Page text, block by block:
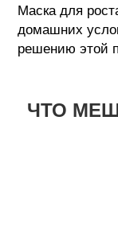
Маска для
домашних
решению этой
ЧТО